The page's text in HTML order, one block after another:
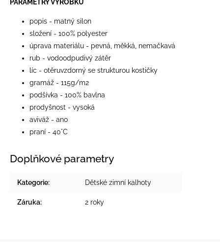
PARAMETRY VÝROBKU
popis - matný silon
složení - 100% polyester
úprava materiálu - pevná, měkká, nemačkavá
rub - vodoodpudivý zátěr
líc - otěruvzdorný se strukturou kostičky
gramáž - 115g/m2
podšívka - 100% bavlna
prodyšnost - vysoká
aviváž - ano
praní - 40°C
Doplňkové parametry
Kategorie: Dětské zimní kalhoty
Záruka: 2 roky